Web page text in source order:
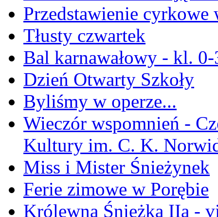
Przedstawienie cyrkowe
Tłusty czwartek
Bal karnawałowy - kl.
Dzień Otwarty Szkoły
Byliśmy w operze...
Wieczór wspomnień -
Kultury im. C. K.
Miss i Mister Śnieżynek
Ferie zimowe w Porębie
Królewna Śnieżka IIa -